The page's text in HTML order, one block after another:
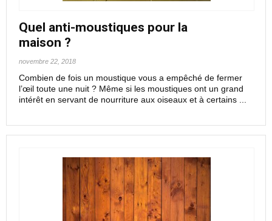
Quel anti-moustiques pour la
maison ?
novembre 22, 2018
Combien de fois un moustique vous a empêché de fermer
l’œil toute une nuit ? Même si les moustiques ont un grand
intérêt en servant de nourriture aux oiseaux et à certains ...